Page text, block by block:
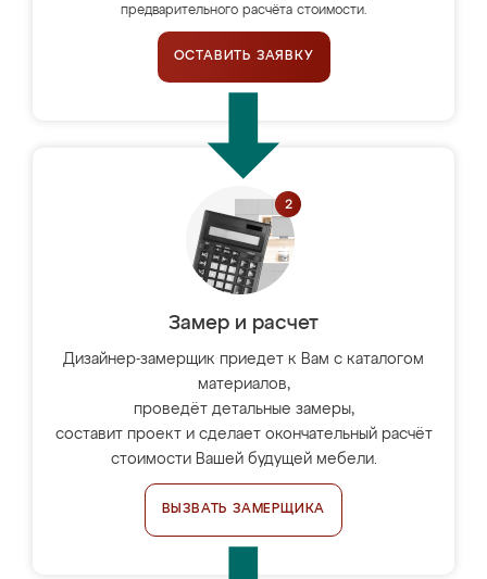
предварительного расчёта стоимости.
ОСТАВИТЬ ЗАЯВКУ
Замер и расчет
Дизайнер-замерщик приедет к Вам с каталогом
материалов,
проведёт детальные замеры,
составит проект и сделает окончательный расчёт
стоимости Вашей будущей мебели.
ВЫЗВАТЬ ЗАМЕРЩИКА